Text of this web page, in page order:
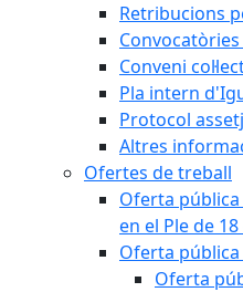
Retribucions
Conveni
Pla intern
Protocol
Altres
Ofertes de treball
Oferta
en el Ple de
Oferta
Oferta